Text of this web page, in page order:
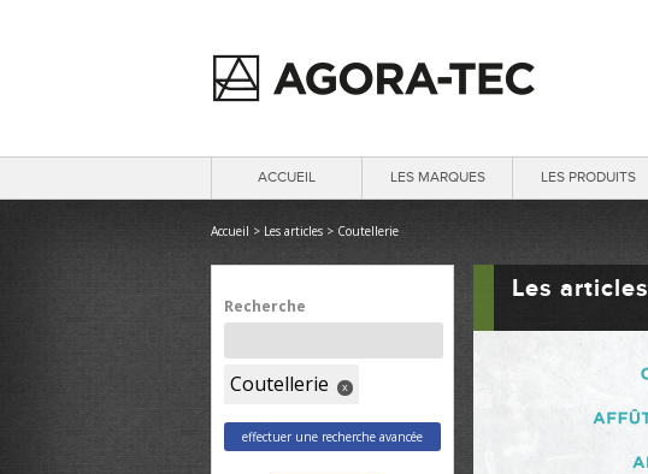
ACCUEIL LES MARQUES LES PRODUITS
Les articles
Accueil > Les articles > Coutellerie
Recherche
Coutellerie x
effectuer une recherche avancée